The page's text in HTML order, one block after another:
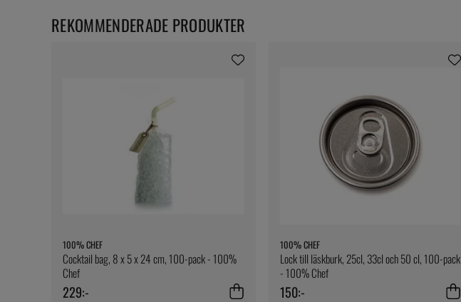
100% CHEF
Cocktail bag, 8 x 5 x 24 cm, 100-pack - 100%
Chef
229:-
100% CHEF
Lock till läskburk, 25cl, 33cl och 50 cl, 100-pack
- 100% Chef
150:-
REKOMMENDERADE PRODUKTER